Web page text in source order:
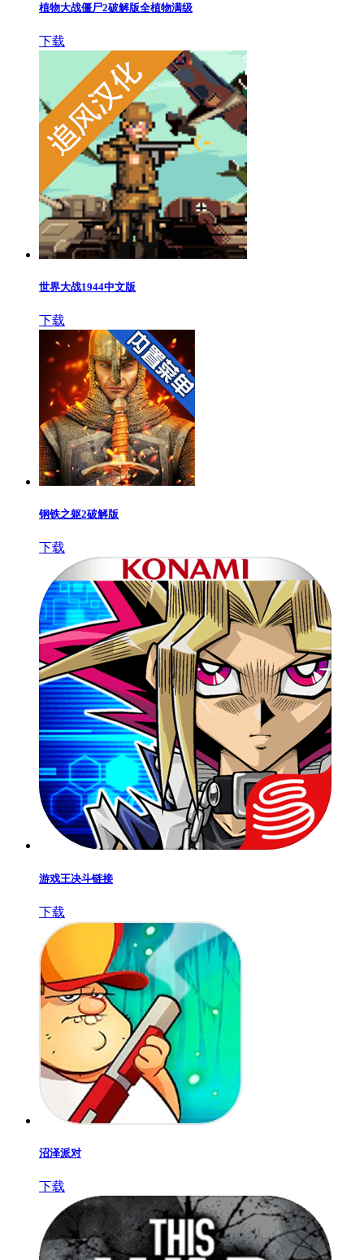
植物大战僵尸2破解版全植物满级
下载
世界大战1944中文版
下载
钢铁之躯2破解版
下载
游戏王决斗链接
下载
沼泽派对
下载